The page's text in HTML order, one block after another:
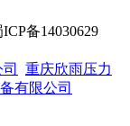
备14030629
重庆欣雨压力
有限公司